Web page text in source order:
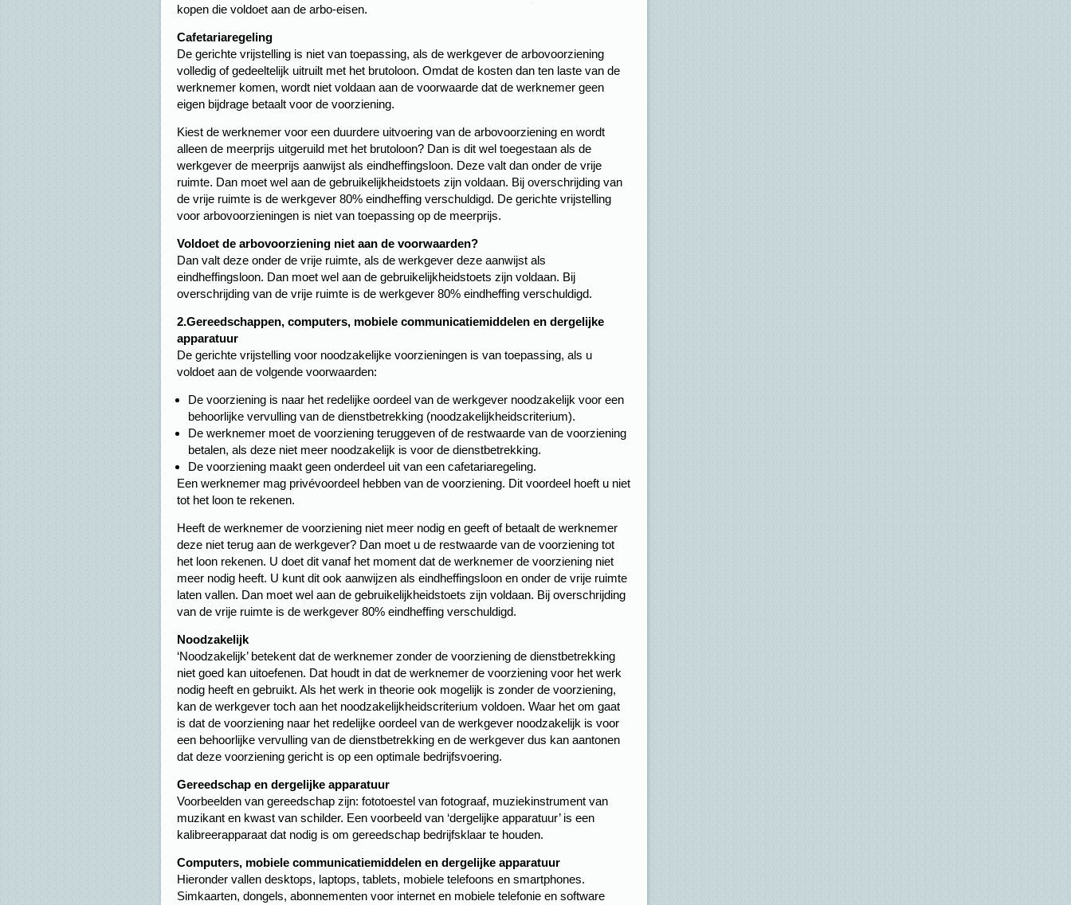
kopen die voldoet aan de arbo-eisen.
Cafetariaregeling
De gerichte vrijstelling is niet van toepassing, als de werkgever de arbovoorziening
volledig of gedeeltelijk uitruilt met het brutoloon. Omdat de kosten dan ten laste van de
werknemer komen, wordt niet voldaan aan de voorwaarde dat de werknemer geen
eigen bijdrage betaalt voor de voorziening.
Kiest de werknemer voor een duurdere uitvoering van de arbovoorziening en wordt
alleen de meerprijs uitgeruild met het brutoloon? Dan is dit wel toegestaan als de
werkgever de meerprijs aanwijst als eindheffingsloon. Deze valt dan onder de vrije
ruimte. Dan moet wel aan de gebruikelijkheidstoets zijn voldaan. Bij overschrijding van
de vrije ruimte is de werkgever 80% eindheffing verschuldigd. De gerichte vrijstelling
voor arbovoorzieningen is niet van toepassing op de meerprijs.
Voldoet de arbovoorziening niet aan de voorwaarden?
Dan valt deze onder de vrije ruimte, als de werkgever deze aanwijst als
eindheffingsloon. Dan moet wel aan de gebruikelijkheidstoets zijn voldaan. Bij
overschrijding van de vrije ruimte is de werkgever 80% eindheffing verschuldigd.
2.Gereedschappen, computers, mobiele communicatiemiddelen en dergelijke
apparatuur
De gerichte vrijstelling voor noodzakelijke voorzieningen is van toepassing, als u
voldoet aan de volgende voorwaarden:
De voorziening is naar het redelijke oordeel van de werkgever noodzakelijk voor een
behoorlijke vervulling van de dienstbetrekking (noodzakelijkheidscriterium).
De werknemer moet de voorziening teruggeven of de restwaarde van de voorziening
betalen, als deze niet meer noodzakelijk is voor de dienstbetrekking.
De voorziening maakt geen onderdeel uit van een cafetariaregeling.
Een werknemer mag privévoordeel hebben van de voorziening. Dit voordeel hoeft u niet
tot het loon te rekenen.
Heeft de werknemer de voorziening niet meer nodig en geeft of betaalt de werknemer
deze niet terug aan de werkgever? Dan moet u de restwaarde van de voorziening tot
het loon rekenen. U doet dit vanaf het moment dat de werknemer de voorziening niet
meer nodig heeft. U kunt dit ook aanwijzen als eindheffingsloon en onder de vrije ruimte
laten vallen. Dan moet wel aan de gebruikelijkheidstoets zijn voldaan. Bij overschrijding
van de vrije ruimte is de werkgever 80% eindheffing verschuldigd.
Noodzakelijk
‘Noodzakelijk’ betekent dat de werknemer zonder de voorziening de dienstbetrekking
niet goed kan uitoefenen. Dat houdt in dat de werknemer de voorziening voor het werk
nodig heeft en gebruikt. Als het werk in theorie ook mogelijk is zonder de voorziening,
kan de werkgever toch aan het noodzakelijkheidscriterium voldoen. Waar het om gaat
is dat de voorziening naar het redelijke oordeel van de werkgever noodzakelijk is voor
een behoorlijke vervulling van de dienstbetrekking en de werkgever dus kan aantonen
dat deze voorziening gericht is op een optimale bedrijfsvoering.
Gereedschap en dergelijke apparatuur
Voorbeelden van gereedschap zijn: fototoestel van fotograaf, muziekinstrument van
muzikant en kwast van schilder. Een voorbeeld van ‘dergelijke apparatuur’ is een
kalibreerapparaat dat nodig is om gereedschap bedrijfsklaar te houden.
Computers, mobiele communicatiemiddelen en dergelijke apparatuur
Hieronder vallen desktops, laptops, tablets, mobiele telefoons en smartphones.
Simkaarten, dongels, abonnementen voor internet en mobiele telefonie en software